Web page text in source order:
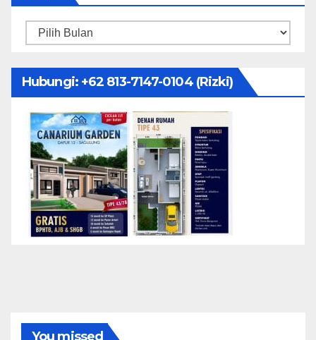
Arsip
Hubungi: ‪+62 813-7147-0104‬ (Rizki)
You missed